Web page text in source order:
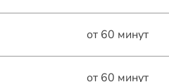
от 60 минут
от 60 минут